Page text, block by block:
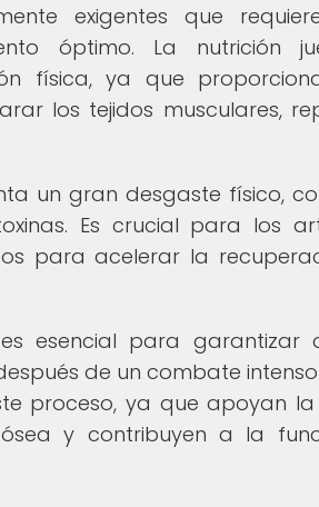
exigentes que
óptimo. La nutrición
física, ya que
los tejidos musculares,
un gran desgaste físico,
Es crucial para los
para acelerar la
esencial para garantizar
de un combate
proceso, ya que apoyan
y contribuyen a la